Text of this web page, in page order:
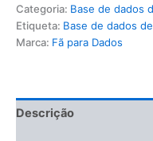
Categoria: Base de dados
Etiqueta: Base de dados
Marca: Fã para Dados
Descrição